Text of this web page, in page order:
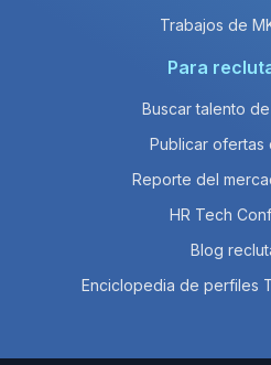
Trabajos de
Para
Buscar talento
Publicar ofertas
Reporte del
HR Tech
Blog
Enciclopedia de perfiles